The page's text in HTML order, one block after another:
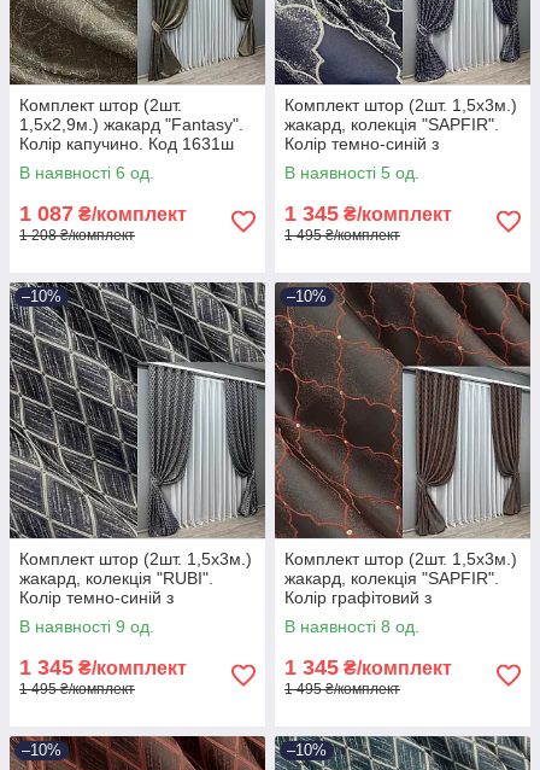
Комплект штор (2шт.
1,5х2,9м.) жакард "Fantasy".
Колір капучино. Код 1631ш
33-0535
В наявності 6 од.
1 087 ₴/комплект
1 208 ₴/комплект
Комплект штор (2шт. 1,5х3м.)
жакард, колекція "SAPFIR".
Колір темно-синій з
молочним. Код 1751ш 33-
0715
В наявності 5 од.
1 345 ₴/комплект
1 495 ₴/комплект
–10%
Комплект штор (2шт. 1,5х3м.)
жакард, колекція "RUBI".
Колір темно-синій з
молочним. Код 1758ш 33-
0716
В наявності 9 од.
1 345 ₴/комплект
1 495 ₴/комплект
–10%
Комплект штор (2шт. 1,5х3м.)
жакард, колекція "SAPFIR".
Колір графітовий з
теракотовим. Код 1752ш 33-
0718
В наявності 8 од.
1 345 ₴/комплект
1 495 ₴/комплект
–10% –10%